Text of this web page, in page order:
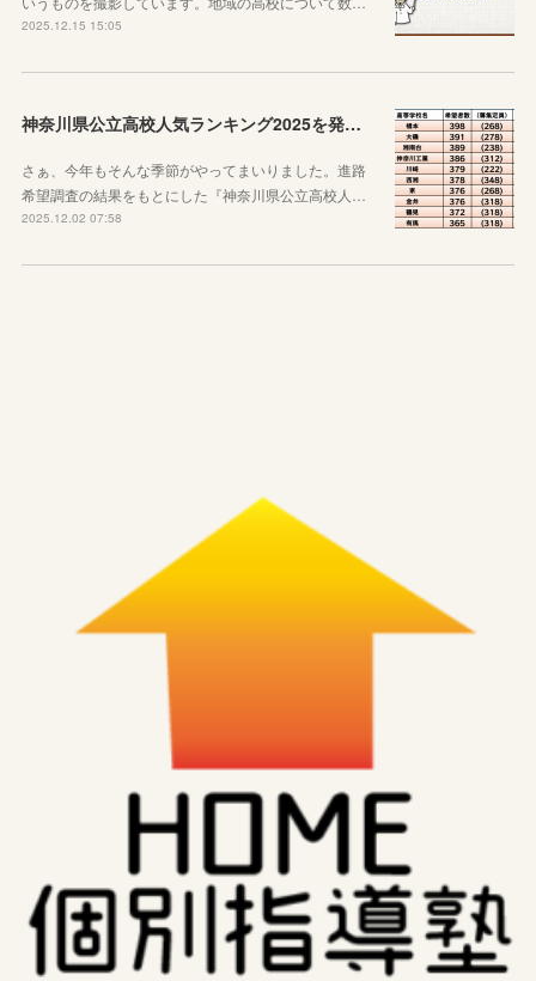
2025.12.15 15:05
神奈川県公立高校人気ランキング2025を発表します！
さぁ、今年もそんな季節がやってまいりました。進路
希望調査の結果をもとにした『神奈川県公立高校人…
2025.12.02 07:58